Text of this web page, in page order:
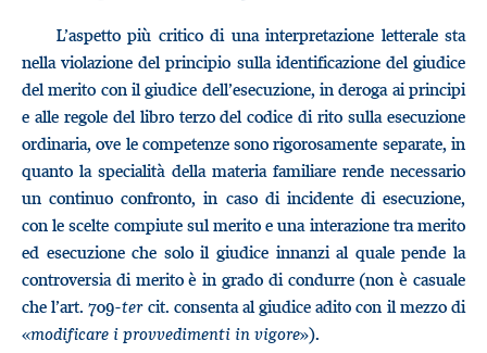
L’aspetto più critico di una interpretazione letterale sta
nella violazione del principio sulla identificazione del giudice
del merito con il giudice dell’esecuzione, in deroga ai principi
e alle regole del libro terzo del codice di rito sulla esecuzione
ordinaria, ove le competenze sono rigorosamente separate, in
quanto la specialità della materia familiare rende necessario
un continuo confronto, in caso di incidente di esecuzione,
con le scelte compiute sul merito e una interazione tra merito
ed esecuzione che solo il giudice innanzi al quale pende la
controversia di merito è in grado di condurre (non è casuale
che l’art. 709-tercit. consenta al giudice adito con il mezzo di
«modificare i provvedimenti in vigore»).